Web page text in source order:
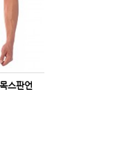
스판언